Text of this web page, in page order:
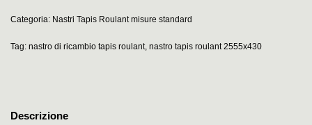
Categoria: Nastri Tapis Roulant misure standard
Tag: nastro di ricambio tapis roulant, nastro tapis roulant 2555x430
Descrizione